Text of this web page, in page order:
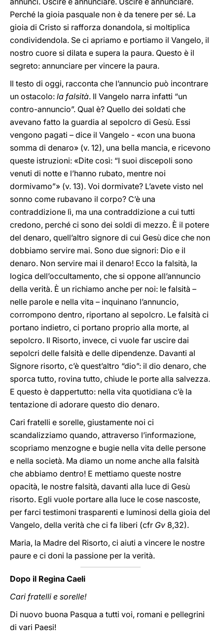
Perché la gioia pasquale non è da tenere per sé. La
gioia di Cristo si rafforza donandola, si moltiplica
condividendola. Se ci apriamo e portiamo il Vangelo, il
nostro cuore si dilata e supera la paura. Questo è il
segreto: annunciare per vincere la paura.
Il testo di oggi, racconta che l’annuncio può incontrare
un ostacolo: la falsità. Il Vangelo narra infatti “un
contro-annuncio”. Qual è? Quello dei soldati che
avevano fatto la guardia al sepolcro di Gesù. Essi
vengono pagati – dice il Vangelo - «con una buona
somma di denaro» (v. 12), una bella mancia, e ricevono
queste istruzioni: «Dite così: “I suoi discepoli sono
venuti di notte e l’hanno rubato, mentre noi
dormivamo”» (v. 13). Voi dormivate? L’avete visto nel
sonno come rubavano il corpo? C’è una
contraddizione lì, ma una contraddizione a cui tutti
credono, perché ci sono dei soldi di mezzo. È il potere
del denaro, quell’altro signore di cui Gesù dice che non
dobbiamo servire mai. Sono due signori: Dio e il
denaro. Non servire mai il denaro! Ecco la falsità, la
logica dell’occultamento, che si oppone all’annuncio
della verità. È un richiamo anche per noi: le falsità –
nelle parole e nella vita – inquinano l’annuncio,
corrompono dentro, riportano al sepolcro. Le falsità ci
portano indietro, ci portano proprio alla morte, al
sepolcro. Il Risorto, invece, ci vuole far uscire dai
sepolcri delle falsità e delle dipendenze. Davanti al
Signore risorto, c’è quest’altro “dio”: il dio denaro, che
sporca tutto, rovina tutto, chiude le porte alla salvezza.
E questo è dappertutto: nella vita quotidiana c’è la
tentazione di adorare questo dio denaro.
Cari fratelli e sorelle, giustamente noi ci
scandalizziamo quando, attraverso l’informazione,
scopriamo menzogne e bugie nella vita delle persone
e nella società. Ma diamo un nome anche alla falsità
che abbiamo dentro! E mettiamo queste nostre
opacità, le nostre falsità, davanti alla luce di Gesù
risorto. Egli vuole portare alla luce le cose nascoste,
per farci testimoni trasparenti e luminosi della gioia del
Vangelo, della verità che ci fa liberi (cfr Gv 8,32).
Maria, la Madre del Risorto, ci aiuti a vincere le nostre
paure e ci doni la passione per la verità.
Dopo il Regina Caeli
Cari fratelli e sorelle!
Di nuovo buona Pasqua a tutti voi, romani e pellegrini
di vari Paesi!